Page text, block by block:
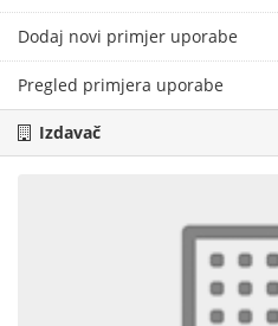
Dodaj novi primjer uporabe
Pregled primjera uporabe
Izdavač